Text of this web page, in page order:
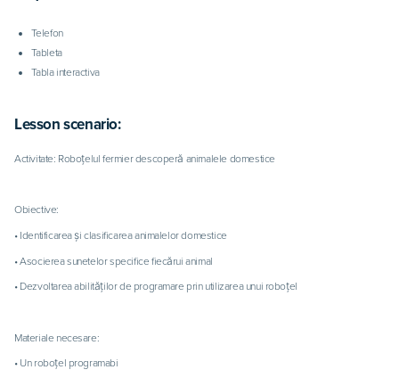
Telefon
Tableta
Tabla interactiva
Lesson scenario:
Activitate: Roboțelul fermier descoperă animalele domestice
Obiective:
• Identificarea și clasificarea animalelor domestice
• Asocierea sunetelor specifice fiecărui animal
• Dezvoltarea abilităților de programare prin utilizarea unui roboțel
Materiale necesare:
• Un roboțel programabi